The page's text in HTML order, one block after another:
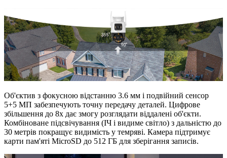
Об'єктив з фокусною відстанню 3.6 мм і подвійний сенсор
5+5 МП забезпечують точну передачу деталей. Цифрове
збільшення до 8x дає змогу розглядати віддалені об'єкти.
Комбіноване підсвічування (ІЧ і видиме світло) з дальністю до
30 метрів покращує видимість у темряві. Камера підтримує
карти пам'яті MicroSD до 512 ГБ для зберігання записів.